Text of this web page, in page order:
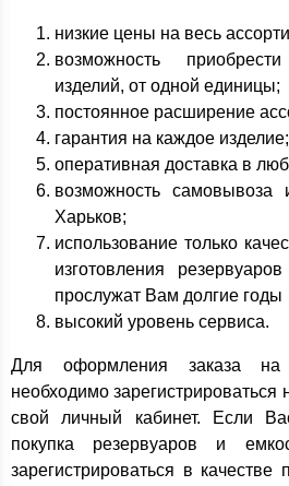
низкие цены на весь
возможность
изделий, от одной единицы;
постоянное расширение
гарантия на каждое изделие;
оперативная доставка в
возможность самовывоза
Харьков;
использование только
изготовления
прослужат Вам долгие годы
высокий уровень сервиса.
Для оформления заказа
необходимо
свой личный кабинет. Если
покупка резервуаров и
зарегистрироваться в качестве